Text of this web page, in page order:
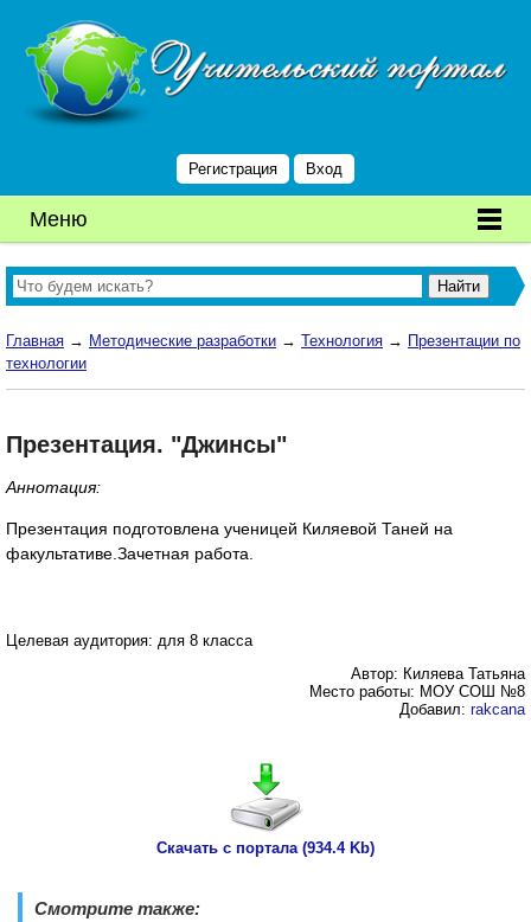
Регистрация Вход
Меню
Главная → Методические разработки → Технология → Презентации по
технологии
Презентация. "Джинсы"
Аннотация:
Презентация подготовлена ученицей Киляевой Таней на
факультативе.Зачетная работа.
Целевая аудитория: для 8 класса
Автор: Киляева Татьяна
Место работы: МОУ СОШ №8
Добавил: rakcana
Скачать с портала (934.4 Kb)
Смотрите также: